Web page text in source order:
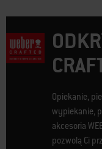
Opiekanie,
wypiekanie,
akcesoria
pozwolą Ci